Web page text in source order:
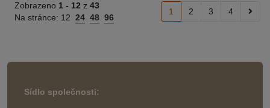
Zobrazeno 1 - 12 z 43
Na stránce: 12 24 48 96
1 2 3 4
Sídlo společnosti: